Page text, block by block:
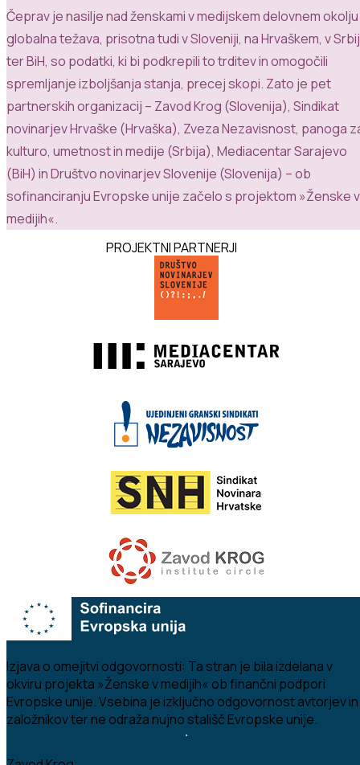
Čeprav je nasilje nad ženskami v medijskem delovnem okolju
globalna težava, prisotna tudi v Sloveniji, na Hrvaškem, v
ter BiH, so podatki, ki bi podkrepili to trditev in omogočili
spremljanje izboljšanja stanja, precej skopi. Zato je pet
partnerskih organizacij – Zavod Krog (Slovenija), Sindikat
novinarjev Hrvaške (Hrvaška), Zveza Nezavisnost, panoga
kulturo, umetnost in medije (Srbija), Mediacentar Sarajevo
(BiH) in Društvo novinarjev Slovenije (Slovenija) –ob
sofinanciranju Evropske unije začelo s projektom »Ženske v
medijih«.
PROJEKTNI PARTNERJI
Izjava o omejitvi odgovornosti: Ta stran je bila izdelana v
okviru projekta »Ženske v medijih« ob finančni podpori
Evropske unije. Vsebina je izključno odgovornost avtorjev in
založnikov ter ne odraža nujno stališč Evropske unije.